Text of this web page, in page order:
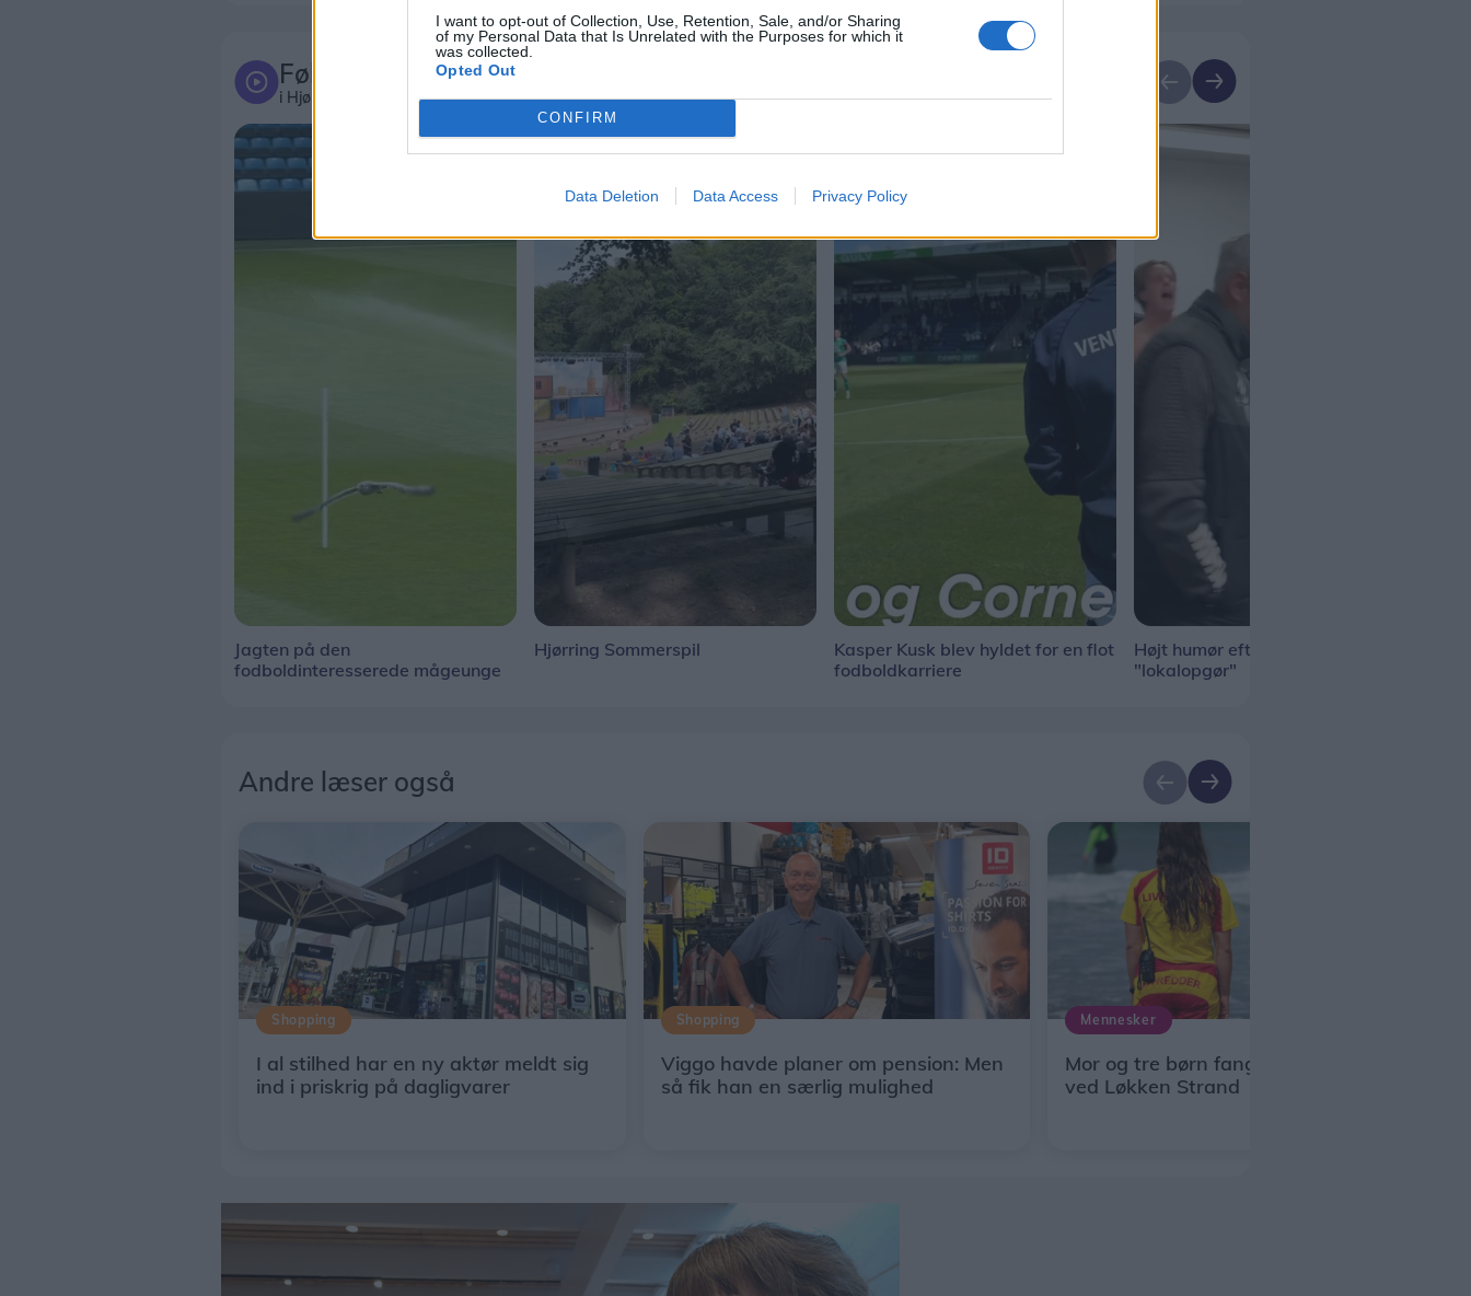
I want to opt-out of Collection, Use, Retention, Sale, and/or Sharing
of my Personal Data that Is Unrelated with the Purposes for which it
was collected.
Opted Out
CONFIRM
Data Deletion Data Access Privacy Policy
Følg med
i Hjørring og omegn
Jagten på den
fodboldinteresserede mågeunge
Hjørring Sommerspil
Kasper Kusk blev hyldet for en flot
fodboldkarriere
Højt humør efter sejr i
"lokalopgør"
Andre læser også
Shopping
I al stilhed har en ny aktør meldt sig
ind i priskrig på dagligvarer
Shopping
Viggo havde planer om pension: Men
så fik han en særlig mulighed
Mennesker
Mor og tre børn fanget i strømmen
ved Løkken Strand